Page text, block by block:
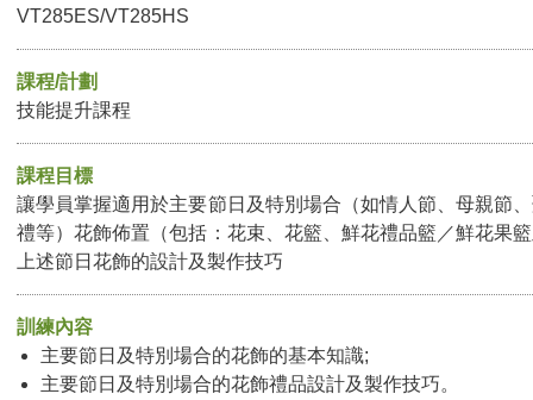
VT285ES/VT285HS
課程/計劃
技能提升課程
課程目標
讓學員掌握適用於主要節日及特別場合（如情人節、母親節
禮等）花飾佈置（包括：花束、花籃、鮮花禮品籃／鮮花果
上述節日花飾的設計及製作技巧
訓練內容
主要節日及特別場合的花飾的基本知識;
主要節日及特別場合的花飾禮品設計及製作技巧。